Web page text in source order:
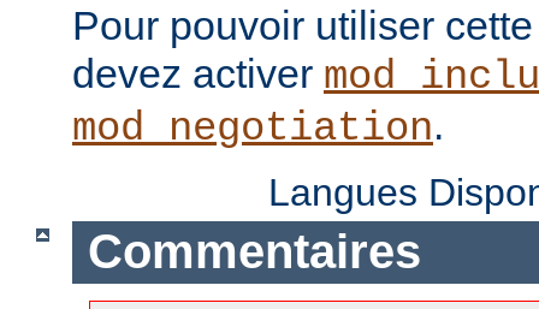
Pour pouvoir utiliser
devez activer
mod_negotiation.
Langues
Commentaires